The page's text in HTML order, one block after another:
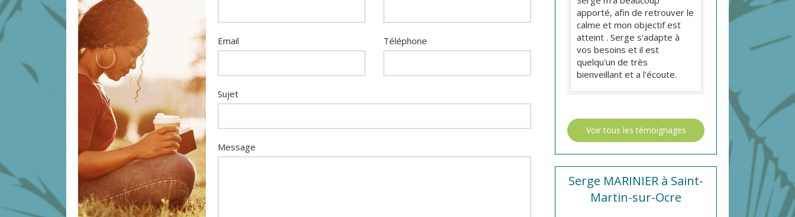
Email Téléphone
Sujet
Message
apporté, afin de retrouver le
calme et mon objectif est
atteint . Serge s'adapte à
vos besoins et il est
quelqu'un de très
bienveillant et a l'écoute.
Voir tous les témoignages
Serge MARINIER à Saint-
Martin-sur-Ocre